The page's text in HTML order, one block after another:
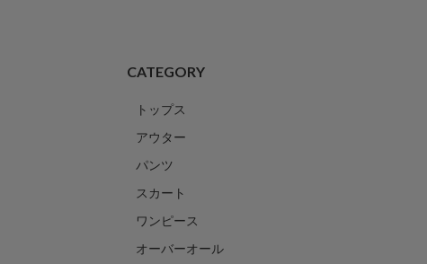
CATEGORY
トップス
アウター
パンツ
スカート
ワンピース
オーバーオール